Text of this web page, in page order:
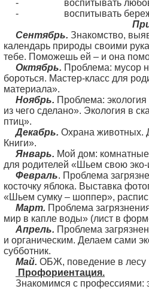
- воспитывать любовь
- воспитывать
Сентябрь. Знакомство,
календарь природы своими
тебе. Поможешь ей – и она
Октябрь. Проблема: мусор
бороться. Мастер-класс для
материала».
Ноябрь. Проблема:
из чего сделано». Экология в
птиц».
Декабрь. Охрана животных.
Книги».
Январь. Мой дом:
для родителей «Шьем свою
Февраль. Проблема
косточку яблока. Выставка
«Шьем сумку – шоппер»,
Март. Проблема
мир в капле воды» (лист в
Апрель. Проблема
и органическим. Делаем сами
субботник.
Май. ОБЖ, поведение в лесу
Профориентация.
Знакомимся с профессиями: